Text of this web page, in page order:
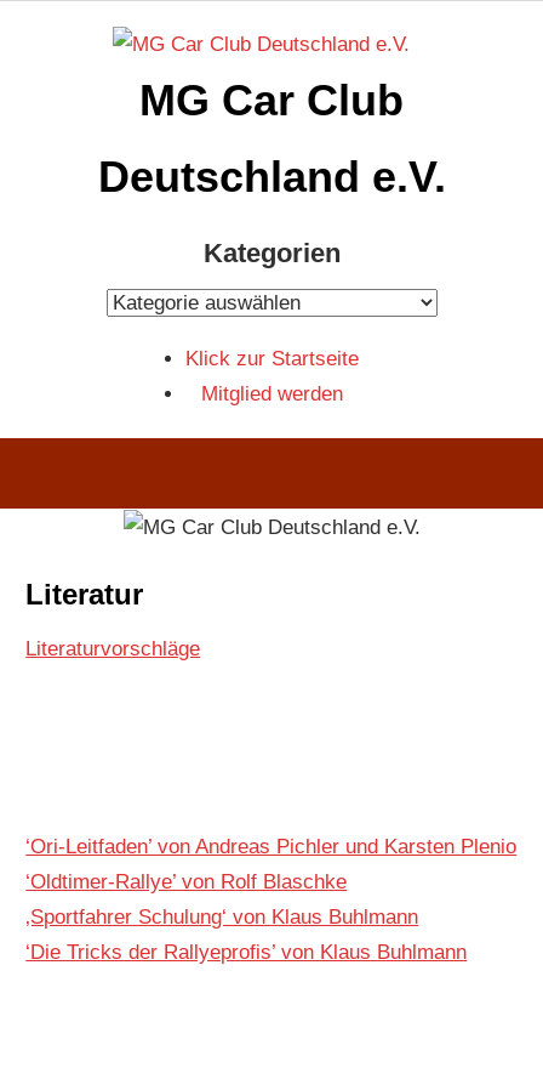
MG Car Club
Deutschland e.V.
Kategorien
Kategorien
Klick zur Startseite
Mitglied werden
Literatur
Literaturvorschläge
‘Ori-Leitfaden’ von Andreas Pichler und Karsten Plenio
‘Oldtimer-Rallye’ von Rolf Blaschke
‚Sportfahrer Schulung‘ von Klaus Buhlmann
‘Die Tricks der Rallyeprofis’ von Klaus Buhlmann